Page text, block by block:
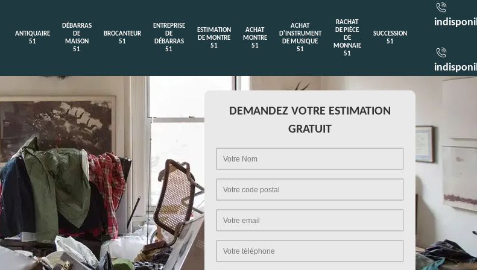
ANTIQUAIRE
51
DÉBARRAS
DE
MAISON
51
BROCANTEUR
51
ENTREPRISE
DE
DÉBARRAS
51
ESTIMATION
DE MONTRE
51
ACHAT
MONTRE
51
ACHAT
D'INSTRUMENT
DE MUSIQUE
51
RACHAT
DE PIÈCE
DE
MONNAIE
51
SUCCESSION
51
DEMANDEZ VOTRE ESTIMATION
GRATUIT